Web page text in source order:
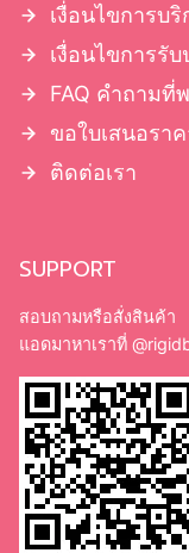
เงื่อนไขการบริ
เงื่อนไขการรั
FAQ คำถามที่
ขอใบเสนอรา
ติดต่อเรา
SUPPORT
สอบถามหรือสั่งสินค้า
แอดมาหาเราที่